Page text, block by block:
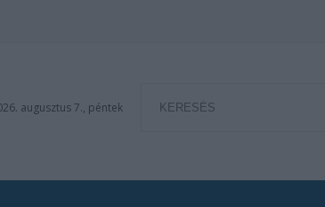
augusztus 7., péntek